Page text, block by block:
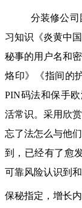
分装修公
习知识《炎黄中
秘事的用户名和
烙印》《指间的
PIN码法和保手
活常识。采用欣
忘了法怎么与他
到，已经有了愈
可靠风险认识到
保秘指定，增长